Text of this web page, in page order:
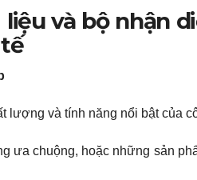
liệu và bộ nhận
lượng và tính năng nổi bật của
ưa chuộng, hoặc những sản